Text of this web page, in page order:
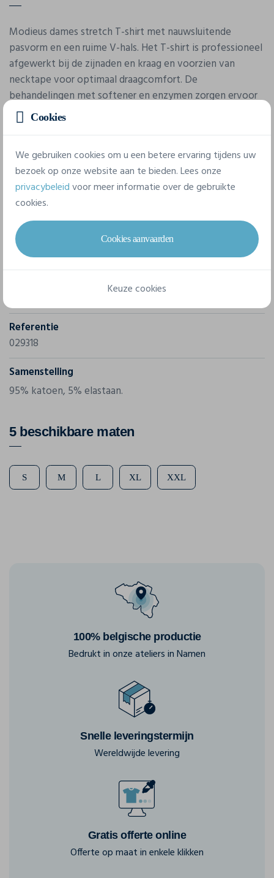
Modieus dames stretch T-shirt met nauwsluitende
pasvorm en een ruime V-hals. Het T-shirt is professioneel
afgewerkt bij de zijnaden en kraag en voorzien van
necktape voor optimaal draagcomfort. De
behandelingen met softener en enzymen zorgen ervoor
dat het T-shirt zacht en glad aanvoelt. Het T-shirt sluit
mooi aan bij de Stretch-T voor heren.
Eigenschappen
Referentie
029318
Samenstelling
95% katoen, 5% elastaan.
5 beschikbare maten
S M L XL XXL
100% belgische productie
Bedrukt in onze ateliers in Namen
Snelle leveringstermijn
Wereldwijde levering
Gratis offerte online
Offerte op maat in enkele klikken
Cookies
We gebruiken cookies om u een betere ervaring tijdens uw
bezoek op onze website aan te bieden. Lees onze
privacybeleidvoor meer informatie over de gebruikte
cookies.
Cookies aanvaarden
Keuze cookies